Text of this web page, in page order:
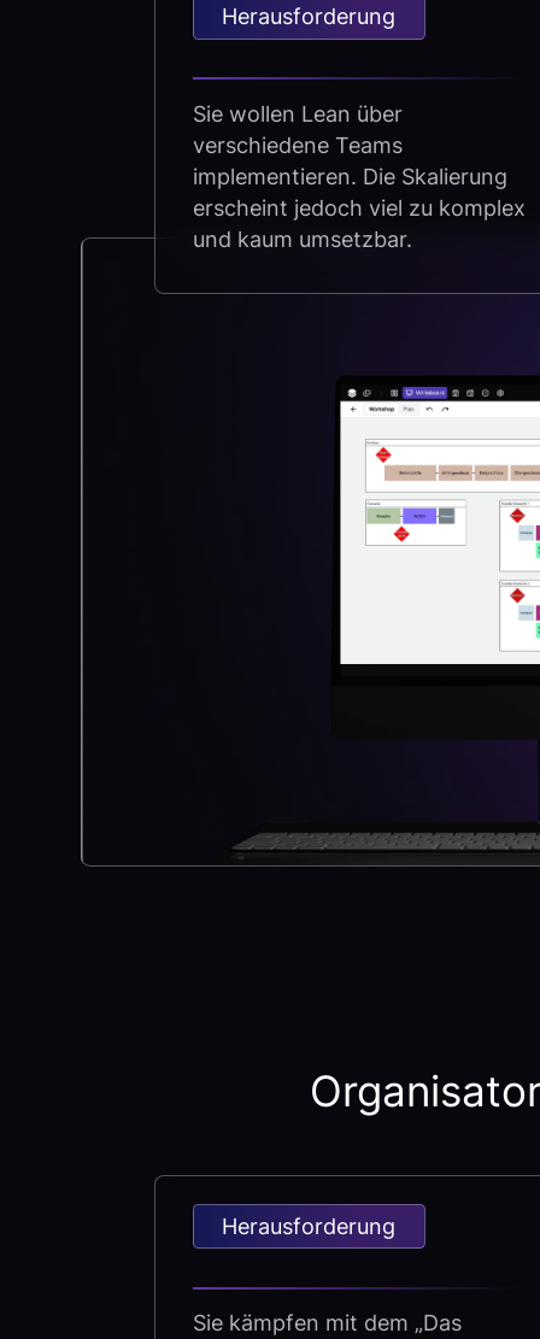
Herausforderung
Sie wollen Lean über
verschiedene Teams
implementieren. Die Skalierung
erscheint jedoch viel zu komplex
und kaum umsetzbar.
Herausforderung
Sie kämpfen mit dem „Das